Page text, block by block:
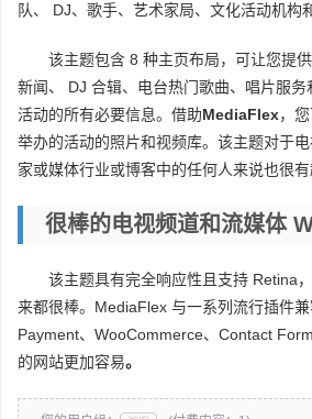
队、 DJ、歌手、艺术家局、文化活动机构
该主题包含 8 种主页布局，可让您提
新闻、 DJ 合辑、电台热门歌曲、唱片服
活动的所有必要信息。借助MediaFlex，
举办的活动的照片和视频库。该主题对于
家或媒体行业或博客中的任何人来说也很有
很棒的电视频道和流媒体
该主题具有完全响应性且支持 Retina
来都很棒。MediaFlex 与一系列流行插件
Payment、WooCommerce、Contact
的网站更加容易。